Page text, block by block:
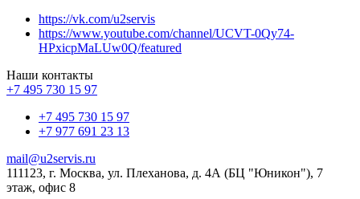
https://vk.com/u2servis
https://www.youtube.com/channel/UCVT-0Qy74-
HPxicpMaLUw0Q/featured
Наши контакты
+7 495 730 15 97
+7 495 730 15 97
+7 977 691 23 13
mail@u2servis.ru
111123, г. Москва, ул. Плеханова, д. 4А (БЦ "Юникон"), 7
этаж, офис 8